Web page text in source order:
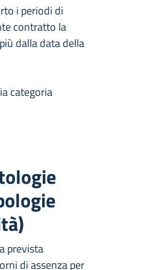
i periodi di
contratto la
dalla data della
categoria
prevista
di assenza per